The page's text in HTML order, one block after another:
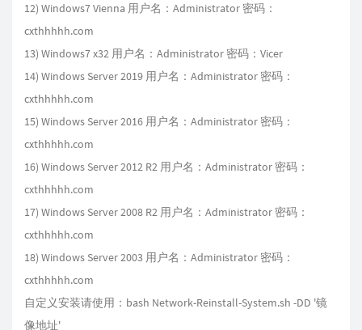
12) Windows7 Vienna 用户名：Administrator 密码：
cxthhhhh.com
13) Windows7 x32 用户名：Administrator 密码：Vicer
14) Windows Server 2019 用户名：Administrator 密码：
cxthhhhh.com
15) Windows Server 2016 用户名：Administrator 密码：
cxthhhhh.com
16) Windows Server 2012 R2 用户名：Administrator 密码：
cxthhhhh.com
17) Windows Server 2008 R2 用户名：Administrator 密码：
cxthhhhh.com
18) Windows Server 2003 用户名：Administrator 密码：
cxthhhhh.com
自定义安装请使用：bash Network-Reinstall-System.sh -DD '镜
像地址'